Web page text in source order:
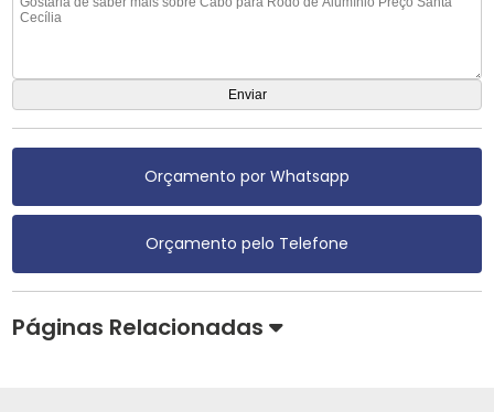
Orçamento por Whatsapp
Orçamento pelo Telefone
Páginas Relacionadas